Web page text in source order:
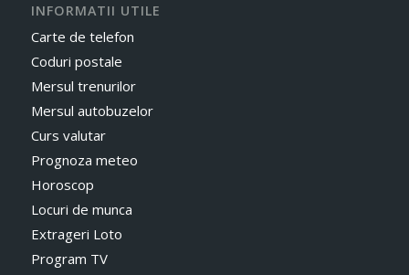
INFORMATII UTILE
Carte de telefon
Coduri postale
Mersul trenurilor
Mersul autobuzelor
Curs valutar
Prognoza meteo
Horoscop
Locuri de munca
Extrageri Loto
Program TV